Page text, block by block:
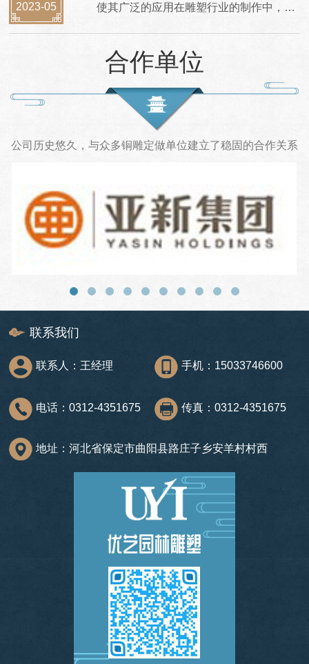
丽的一面。也能够保持非常不错的效果。
2023-05
使其广泛的应用在雕塑行业的制作中，也
路上、公园、花园、校园、工业厂房、住
宅小区、商业大厦等地。这也促使很多这
方面的客户来定制玻璃钢雕塑。但大多数
情况下身份的不同所关注的问题也不同，
对于厂家来说最关注的就是雕塑的艺术形
态，而对于客户呢？最关注的无疑是要定
合作单位
公司历史悠久，与众多铜雕定做单位建立了稳固的合作关系
联系我们
联系人：王经理 手机：15033746600
电话：0312-4351675 传真：0312-4351675
地址：河北省保定市曲阳县路庄子乡安羊村村西